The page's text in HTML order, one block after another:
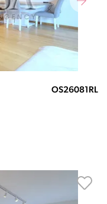
OS26081RL